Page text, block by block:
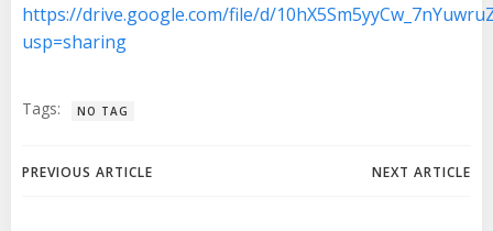
https://drive.google.com/file/d/
usp=sharing
Tags: NO TAG
Navegación
PREVIOUS ARTICLE
Navegación
NEXT ARTICLE